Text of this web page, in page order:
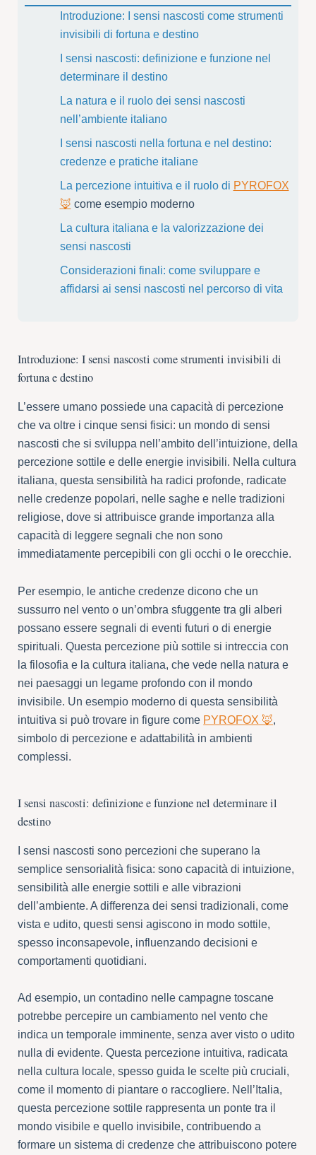
Introduzione: I sensi nascosti come strumenti
invisibili di fortuna e destino
I sensi nascosti: definizione e funzione nel
determinare il destino
La natura e il ruolo dei sensi nascosti
nell’ambiente italiano
I sensi nascosti nella fortuna e nel destino:
credenze e pratiche italiane
La percezione intuitiva e il ruolo di PYROFOX
🦊 come esempio moderno
La cultura italiana e la valorizzazione dei
sensi nascosti
Considerazioni finali: come sviluppare e
affidarsi ai sensi nascosti nel percorso di vita
Introduzione: I sensi nascosti come strumenti invisibili di
fortuna e destino
L’essere umano possiede una capacità di percezione
che va oltre i cinque sensi fisici: un mondo di sensi
nascosti che si sviluppa nell’ambito dell’intuizione, della
percezione sottile e delle energie invisibili. Nella cultura
italiana, questa sensibilità ha radici profonde, radicate
nelle credenze popolari, nelle saghe e nelle tradizioni
religiose, dove si attribuisce grande importanza alla
capacità di leggere segnali che non sono
immediatamente percepibili con gli occhi o le orecchie.
Per esempio, le antiche credenze dicono che un
sussurro nel vento o un’ombra sfuggente tra gli alberi
possano essere segnali di eventi futuri o di energie
spirituali. Questa percezione più sottile si intreccia con
la filosofia e la cultura italiana, che vede nella natura e
nei paesaggi un legame profondo con il mondo
invisibile. Un esempio moderno di questa sensibilità
intuitiva si può trovare in figure come PYROFOX 🦊,
simbolo di percezione e adattabilità in ambienti
complessi.
I sensi nascosti: definizione e funzione nel determinare il
destino
I sensi nascosti sono percezioni che superano la
semplice sensorialità fisica: sono capacità di intuizione,
sensibilità alle energie sottili e alle vibrazioni
dell’ambiente. A differenza dei sensi tradizionali, come
vista e udito, questi sensi agiscono in modo sottile,
spesso inconsapevole, influenzando decisioni e
comportamenti quotidiani.
Ad esempio, un contadino nelle campagne toscane
potrebbe percepire un cambiamento nel vento che
indica un temporale imminente, senza aver visto o udito
nulla di evidente. Questa percezione intuitiva, radicata
nella cultura locale, spesso guida le scelte più cruciali,
come il momento di piantare o raccogliere. Nell’Italia,
questa percezione sottile rappresenta un ponte tra il
mondo visibile e quello invisibile, contribuendo a
formare un sistema di credenze che attribuiscono potere